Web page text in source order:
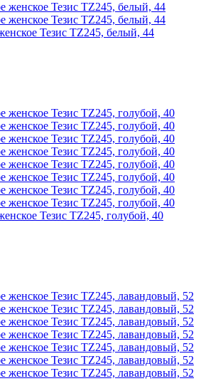
Тезис TZ245, белый, 44
Тезис TZ245, голубой, 40